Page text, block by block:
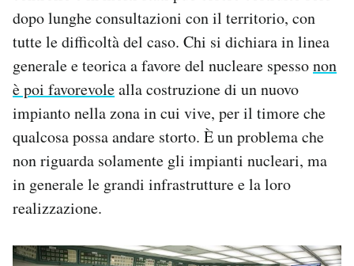
dopo lunghe consultazioni con il territorio, con
tutte le difficoltà del caso. Chi si dichiara in linea
generale e teorica a favore del nucleare spessonon
è poi favorevolealla costruzione di un nuovo
impianto nella zona in cui vive, per il timore che
qualcosa possa andare storto. È un problema che
non riguarda solamente gli impianti nucleari, ma
in generale le grandi infrastrutture e la loro
realizzazione.